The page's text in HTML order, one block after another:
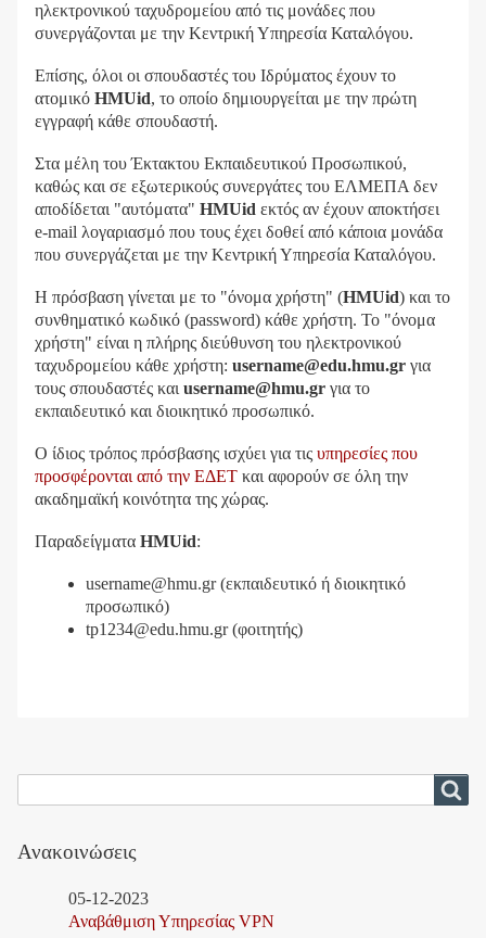
ηλεκτρονικού ταχυδρομείου από τις μονάδες που
συνεργάζονται με την Κεντρική Υπηρεσία Καταλόγου.
Επίσης, όλοι οι σπουδαστές του Ιδρύματος έχουν το
ατομικό HMUid, το οποίο δημιουργείται με την πρώτη
εγγραφή κάθε σπουδαστή.
Στα μέλη του Έκτακτου Εκπαιδευτικού Προσωπικού,
καθώς και σε εξωτερικούς συνεργάτες του ΕΛΜΕΠΑ δεν
αποδίδεται "αυτόματα" HMUid εκτός αν έχουν αποκτήσει
e-mail λογαριασμό που τους έχει δοθεί από κάποια μονάδα
που συνεργάζεται με την Κεντρική Υπηρεσία Καταλόγου.
Η πρόσβαση γίνεται με το "όνομα χρήστη" (HMUid) και το
συνθηματικό κωδικό (password) κάθε χρήστη. Το "όνομα
χρήστη" είναι η πλήρης διεύθυνση του ηλεκτρονικού
ταχυδρομείου κάθε χρήστη: username@edu.hmu.gr για
τους σπουδαστές και username@hmu.gr για το
εκπαιδευτικό και διοικητικό προσωπικό.
Ο ίδιος τρόπος πρόσβασης ισχύει για τις υπηρεσίες που
προσφέρονται από την ΕΔΕΤ και αφορούν σε όλη την
ακαδημαϊκή κοινότητα της χώρας.
Παραδείγματα HMUid:
username@hmu.gr (εκπαιδευτικό ή διοικητικό
προσωπικό)
tp1234@edu.hmu.gr (φοιτητής)
Ανακοινώσεις
05-12-2023
Αναβάθμιση Υπηρεσίας VPN